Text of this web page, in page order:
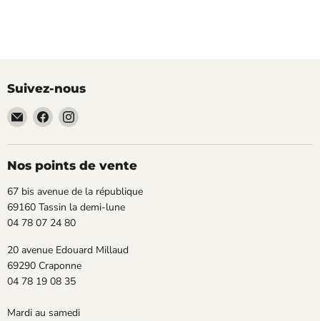
Suivez-nous
Email
TECLAB
Trouvez-
nous
sur
Facebook
Trouvez-
sur
Instagram
Nos points de vente
67 bis avenue de la république
69160 Tassin la demi-lune
04 78 07 24 80
20 avenue Edouard Millaud
69290 Craponne
04 78 19 08 35
Mardi au samedi